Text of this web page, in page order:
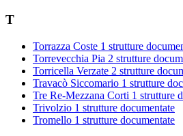
T
Torrazza Coste 1 strutture
Torrevecchia Pia 2 strutture
Torricella Verzate 2 strutture
Travacò Siccomario 1 strutture
Tre Re-Mezzana Corti 1 strutture
Trivolzio 1 strutture documentate
Tromello 1 strutture documentate